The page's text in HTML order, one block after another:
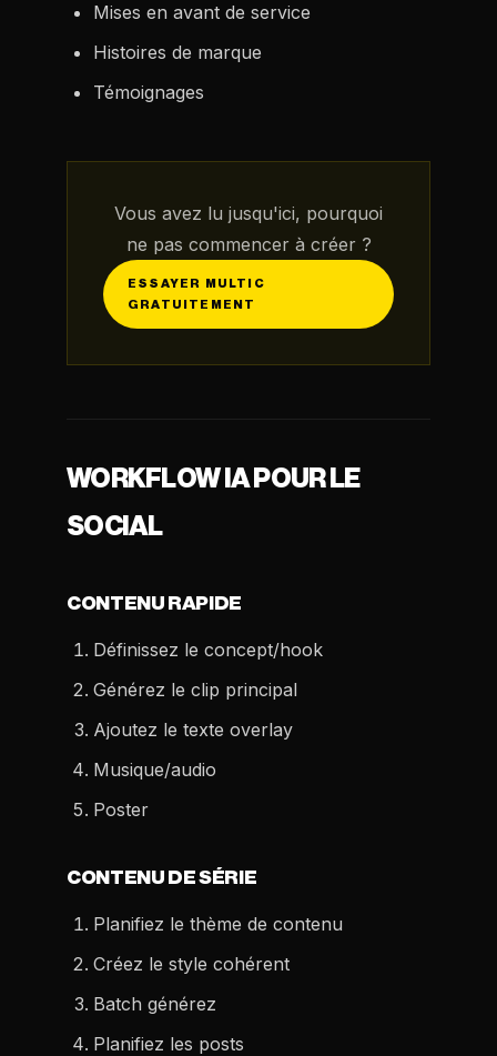
Mises en avant de service
Histoires de marque
Témoignages
Vous avez lu jusqu'ici, pourquoi
ne pas commencer à créer ?
ESSAYER MULTIC
GRATUITEMENT
WORKFLOW IA POUR LE
SOCIAL
CONTENU RAPIDE
Définissez le concept/hook
Générez le clip principal
Ajoutez le texte overlay
Musique/audio
Poster
CONTENU DE SÉRIE
Planifiez le thème de contenu
Créez le style cohérent
Batch générez
Planifiez les posts